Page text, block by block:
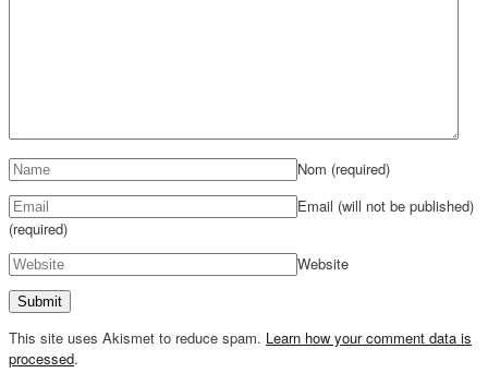
Nom (required)
Email (will not be published)
(required)
Website
This site uses Akismet to reduce spam. Learn how your comment data is
processed.